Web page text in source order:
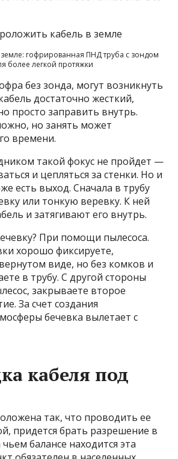
земле: гофрированная ПНД труба с зондом
более легкой протяжки
без зонда, могут возникнуть
достаточно жесткий,
просто заправить внутрь.
но занять может
времени.
такой фокус не пройдет —
и цепляться за стенки. Но и
есть выход. Сначала в трубу
или тонкую веревку. К ней
и затягивают его внутрь.
При помощи пылесоса.
хорошо фиксируете,
виде, но без комков и
в трубу. С другой стороны
закрываете второе
За счет создания
бечевка вылетает с
кабеля под
так, что проводить ее
придется брать разрешение в
балансе находится эта